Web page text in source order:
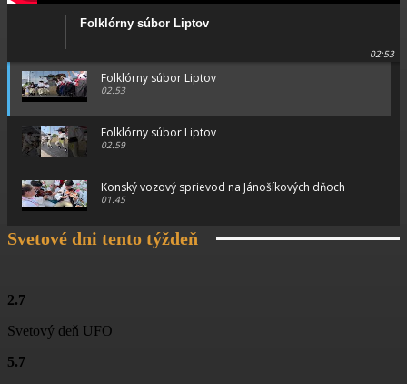
Folklórny súbor Liptov
02:53
Folklórny súbor Liptov
02:53
Folklórny súbor Liptov
02:59
Konský vozový sprievod na Jánošíkových dňoch
01:45
Konský vozový sprievod na Jánošíkových dňoch
Svetové dni tento týždeň
2.7
Svetový deň UFO
5.7